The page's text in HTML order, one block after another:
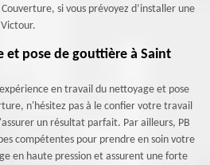
si vous prévoyez d’installer une
et pose de gouttière à Saint
en travail du nettoyage et pose
n'hésitez pas à le confier votre travail
un résultat parfait. Par ailleurs, PB
compétentes pour prendre en soin votre
en haute pression et assurent une forte